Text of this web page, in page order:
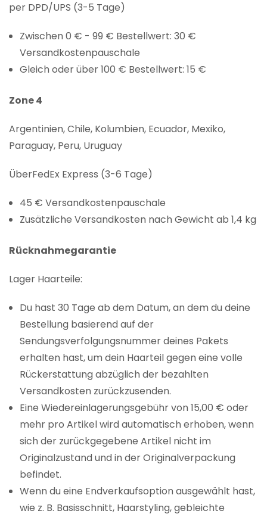
per DPD/UPS (3-5 Tage)
Zwischen 0 € - 99 € Bestellwert: 30 €
Versandkostenpauschale
Gleich oder über 100 € Bestellwert: 15 €
Zone 4
Argentinien, Chile, Kolumbien, Ecuador, Mexiko,
Paraguay, Peru, Uruguay
ÜberFedEx Express (3-6 Tage)
45 € Versandkostenpauschale
Zusätzliche Versandkosten nach Gewicht ab 1,4 kg
Rücknahmegarantie
Lager Haarteile:
Du hast 30 Tage ab dem Datum, an dem du deine
Bestellung basierend auf der
Sendungsverfolgungsnummer deines Pakets
erhalten hast, um dein Haarteil gegen eine volle
Rückerstattung abzüglich der bezahlten
Versandkosten zurückzusenden.
Eine Wiedereinlagerungsgebühr von 15,00 € oder
mehr pro Artikel wird automatisch erhoben, wenn
sich der zurückgegebene Artikel nicht im
Originalzustand und in der Originalverpackung
befindet.
Wenn du eine Endverkaufsoption ausgewählt hast,
wie z. B. Basisschnitt, Haarstyling, gebleichte